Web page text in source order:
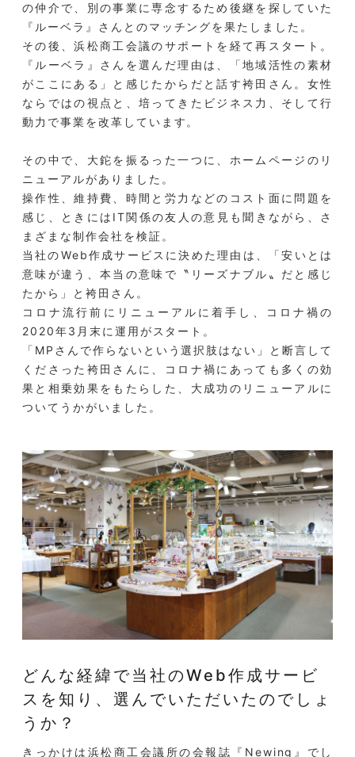
の仲介で、別の事業に専念するため後継を探していた
『ルーベラ』さんとのマッチングを果たしました。
その後、浜松商工会議のサポートを経て再スタート。
『ルーベラ』さんを選んだ理由は、「地域活性の素材
がここにある」と感じたからだと話す袴田さん。女性
ならではの視点と、培ってきたビジネス力、そして行
動力で事業を改革しています。
その中で、大鉈を振るった一つに、ホームページのリ
ニューアルがありました。
操作性、維持費、時間と労力などのコスト面に問題を
感じ、ときにはIT関係の友人の意見も聞きながら、さ
まざまな制作会社を検証。
当社のWeb作成サービスに決めた理由は、「安いとは
意味が違う、本当の意味で〝リーズナブル〟だと感じ
たから」と袴田さん。
コロナ流行前にリニューアルに着手し、コロナ禍の
2020年3月末に運用がスタート。
「MPさんで作らないという選択肢はない」と断言して
くださった袴田さんに、コロナ禍にあっても多くの効
果と相乗効果をもたらした、大成功のリニューアルに
ついてうかがいました。
どんな経緯で当社のWeb作成サービ
スを知り、選んでいただいたのでしょ
うか？
きっかけは浜松商工会議所の会報誌『Newing』でし